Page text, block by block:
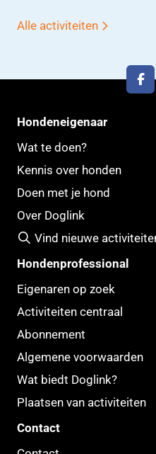
Alle activiteiten
Hondeneigenaar
Wat te doen?
Kennis over honden
Doen met je hond
Over Doglink
Vind nieuwe
Hondenprofessional
Eigenaren op zoek
Activiteiten centraal
Abonnement
Algemene voorwaarden
Wat biedt Doglink?
Plaatsen van activiteiten
Contact